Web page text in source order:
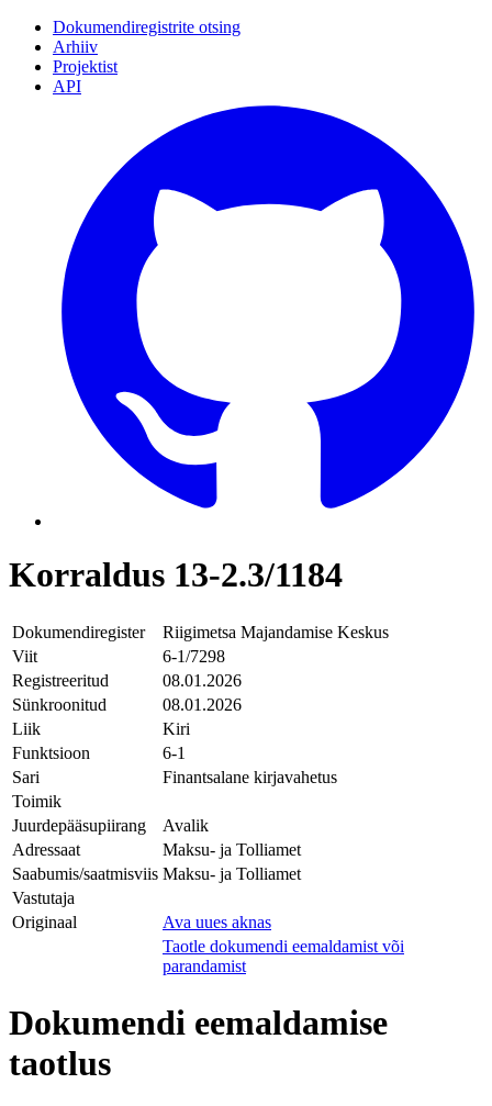
Dokumendiregistrite otsing
Arhiiv
Projektist
API
Korraldus 13-2.3/1184
Dokumendiregister
Riigimetsa Majandamise Keskus
Viit
6-1/7298
Registreeritud
08.01.2026
Sünkroonitud
08.01.2026
Liik
Kiri
Funktsioon
6-1
Sari
Finantsalane kirjavahetus
Toimik
Juurdepääsupiirang
Avalik
Adressaat
Maksu- ja Tolliamet
Saabumis/saatmisviis Maksu- ja Tolliamet
Vastutaja
Originaal
Ava uues aknas
Taotle dokumendi eemaldamist või
parandamist
Dokumendi eemaldamise
taotlus